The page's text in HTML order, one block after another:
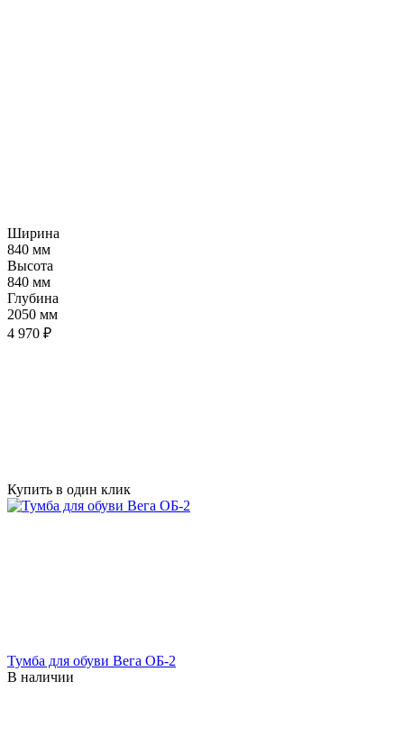
Ширина
840 мм
Высота
840 мм
Глубина
2050 мм
4 970 ₽
Купить в один клик
Тумба для обуви Вега ОБ-2
В наличии